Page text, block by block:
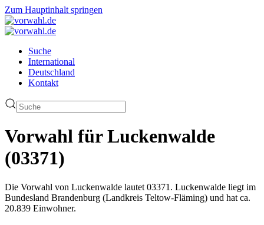
Zum Hauptinhalt springen
Suche
International
Deutschland
Kontakt
Vorwahl für Luckenwalde
(03371)
Die Vorwahl von Luckenwalde lautet 03371. Luckenwalde liegt im
Bundesland Brandenburg (Landkreis Teltow-Fläming) und hat ca.
20.839 Einwohner.